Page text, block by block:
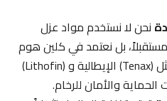
نحن لا نستخدم مواد عزل
بل نعتمد في كلين هوم
سيرفس على ماركات عالمية مثل (Tenax) الإيطالية و (Lithofin)
والأمان للرخام.